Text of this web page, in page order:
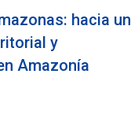
hacia un
y
Amazonía